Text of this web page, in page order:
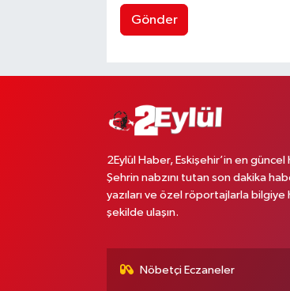
Gönder
2Eylül Haber, Eskişehir’in en
Şehrin nabzını tutan son dakika
yazıları ve özel röportajlarla bilgiye
şekilde ulaşın.
Nöbetçi Eczaneler